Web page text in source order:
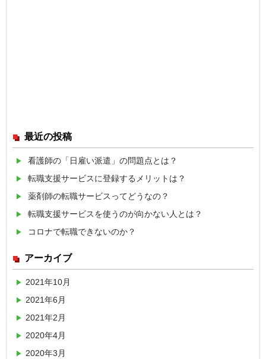
最近の投稿
看護師の「日雇い派遣」の問題点とは？
転職支援サービスに登録するメリットは？
薬剤師の転職サービスってどうなの？
転職支援サービスを使うのが向かない人とは？
コロナで転職できないのか？
アーカイブ
2021年10月
2021年6月
2021年2月
2020年4月
2020年3月